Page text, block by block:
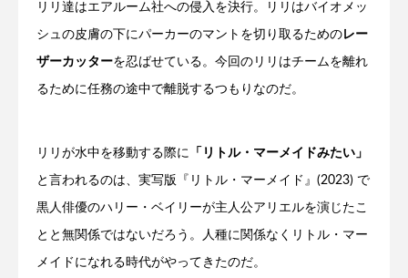
リリ達はエアルーム社への侵入を決行。リリはバイオメッ
シュの皮膚の下にパーカーのマントを切り取るためのレー
ザーカッターを忍ばせている。今回のリリはチームを離れ
るために任務の途中で離脱するつもりなのだ。
リリが水中を移動する際に 「リトル・マーメイドみたい」
と言われるのは、実写版『リトル・マーメイド』(2023) で
黒人俳優のハリー・ベイリーが主人公アリエルを演じたこ
とと無関係ではないだろう。人種に関係なくリトル・マー
メイドになれる時代がやってきたのだ。